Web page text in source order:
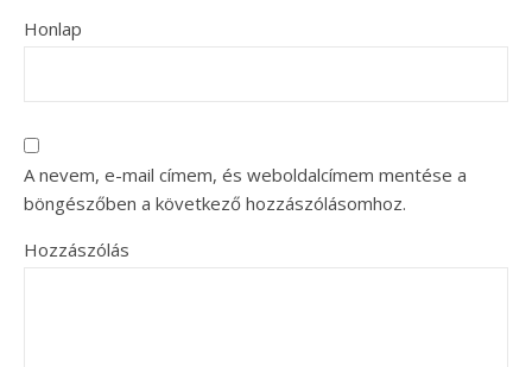
Honlap
A nevem, e-mail címem, és weboldalcímem mentése a
böngészőben a következő hozzászólásomhoz.
Hozzászólás